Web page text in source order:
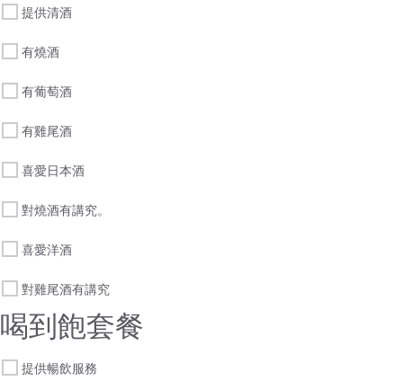
提供清酒
有燒酒
有葡萄酒
有雞尾酒
喜愛日本酒
對燒酒有講究。
喜愛洋酒
對雞尾酒有講究
喝到飽套餐
提供暢飲服務